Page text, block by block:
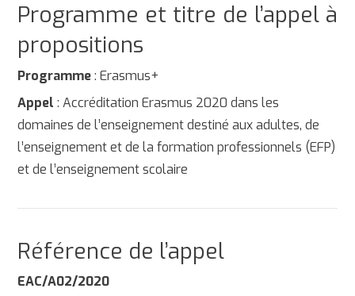
Programme et titre de l’appel à
propositions
Programme: Erasmus+
Appel : Accréditation Erasmus 2020 dans les
domaines de l’enseignement destiné aux adultes, de
l’enseignement et de la formation professionnels (EFP)
et de l’enseignement scolaire
Référence de l’appel
EAC/A02/2020